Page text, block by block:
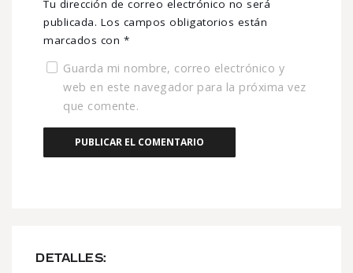
DETALLES:
Tu dirección de correo electrónico no será
publicada. Los campos obligatorios están
marcados con *
Guarda mi nombre, correo electrónico y
web en este navegador para la próxima vez
que comente.